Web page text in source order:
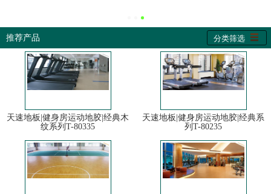
推荐产品 分类筛选
天速地板|健身房运动地胶|经典木
纹系列T-80335
天速地板|健身房运动地胶|经典系
列T-80235